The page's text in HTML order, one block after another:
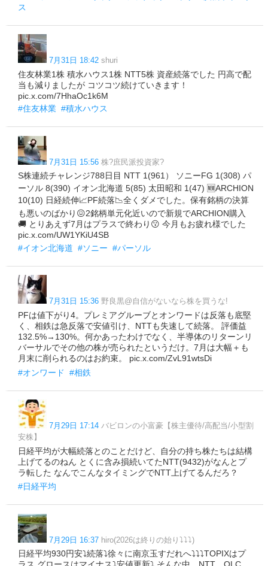
ス
7月31日 18:42 shuri
住友林業1株 積水ハウス1株 NTT5株 資産続落でした 円高で配
当も減りましたが コツコツ続けていきます！
pic.x.com/7HhaOc1k6M
#住友林業 #積水ハウス
7月31日 15:56 株?庶民派投資家?
S株連続チャレンジ788日目 NTT 1(961） ソニーFG 1(308) パ
ーソル 8(390) イオン北海道 5(85) 太田昭和 1(47) 🆕ARCHION
10(10) 日経続伸📈PF続落📉全くダメでした。保有銘柄の決算
も悪いのばかり😖2銘柄単元化近いので新規でARCHION購入
🚚 とりあえず7月はプラスで終わり😗 今月もお疲れ様でした
pic.x.com/UW1YKiU4SB
#イオン北海道 #ソニー #パーソル
7月31日 15:36 野良黒@自信がないなら株を買うな!
PFは値下がり4。プレミアグルーブとオンワードは反落も底堅
く、相鉄は急反落で安値引け、NTTも失速して続落。 評価益
132.5%→130%。何かあったわけでなく、半導体のリターンリ
バーサルでその他の株が売られたというだけ。7月は大幅＋も
月末に削られるのはお約束。 pic.x.com/ZvL91wtsDi
#オンワード
#相鉄
7月29日 17:14 バビロンの小富豪【株主優待/高配当/小型割
安株】
日経平均が大幅続落とのことだけど、自分の持ち株たちは結構
上げてるのねん とくに含み損続いてたNTT(9432)がなんとプ
ラ転した なんでこんなタイミングでNTT上げてるんだろ？
#日経平均
7月29日 16:37 hiro(2026は終りの始り⤵️⤵️⤵️)
日経平均930円安⤵️続落⤵️徐々に南京玉すだれへ⤵️⤵️⤵️TOPIXはプ